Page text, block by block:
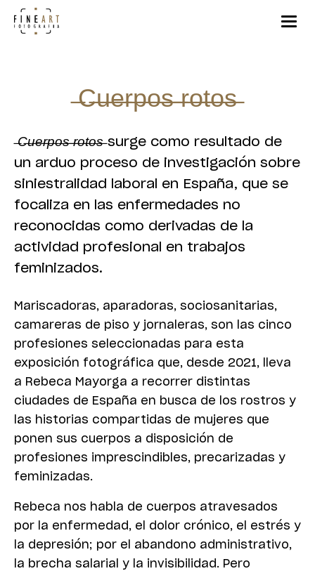
̶C̶u̶e̶r̶p̶o̶s̶ ̶r̶o̶t̶o̶s̶
̶C̶u̶e̶r̶p̶o̶s̶ ̶r̶o̶t̶o̶s̶surge como resultado de
un arduo proceso de investigación sobre
siniestralidad laboral en España, que se
focaliza en las enfermedades no
reconocidas como derivadas de la
actividad profesional en trabajos
feminizados.
Mariscadoras, aparadoras, sociosanitarias,
camareras de piso y jornaleras, son las cinco
profesiones seleccionadas para esta
exposición fotográfica que, desde 2021, lleva
a Rebeca Mayorga a recorrer distintas
ciudades de España en busca de los rostros y
las historias compartidas de mujeres que
ponen sus cuerpos a disposición de
profesiones imprescindibles, precarizadas y
feminizadas.
Rebeca nos habla de cuerpos atravesados
por la enfermedad, el dolor crónico, el estrés y
la depresión; por el abandono administrativo,
la brecha salarial y la invisibilidad. Pero